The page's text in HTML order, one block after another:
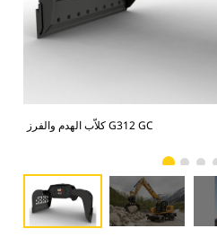
كلاّب الهدم والفرز G312 GC